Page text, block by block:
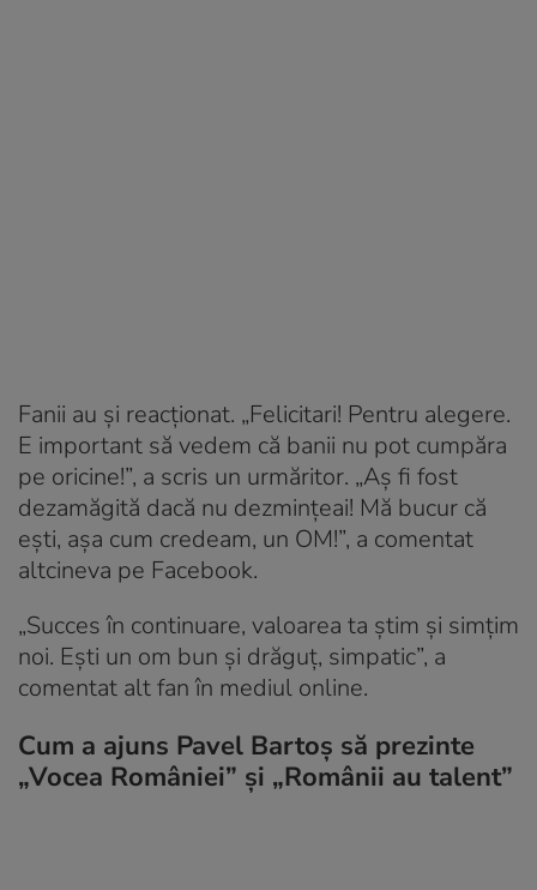
Fanii au și reacționat. „Felicitari! Pentru alegere.
E important să vedem că banii nu pot cumpăra
pe oricine!”, a scris un urmăritor. „Aș fi fost
dezamăgită dacă nu dezmințeai! Mă bucur că
ești, așa cum credeam, un OM!”, a comentat
altcineva pe Facebook.
„Succes în continuare, valoarea ta știm și simțim
noi. Ești un om bun și drăguț, simpatic”, a
comentat alt fan în mediul online.
Cum a ajuns Pavel Bartoș să prezinte
„Vocea României” și „Românii au talent”